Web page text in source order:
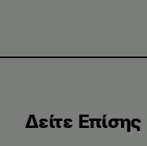
Δείτε Επίσης